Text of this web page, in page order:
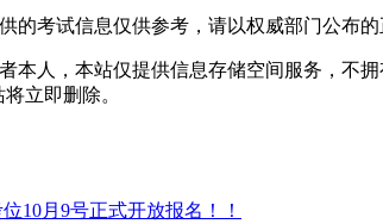
考试信息仅供参考，请以权威部门公布的
本人，本站仅提供信息存储空间服务，不
立即删除。
10月9号正式开放报名！！